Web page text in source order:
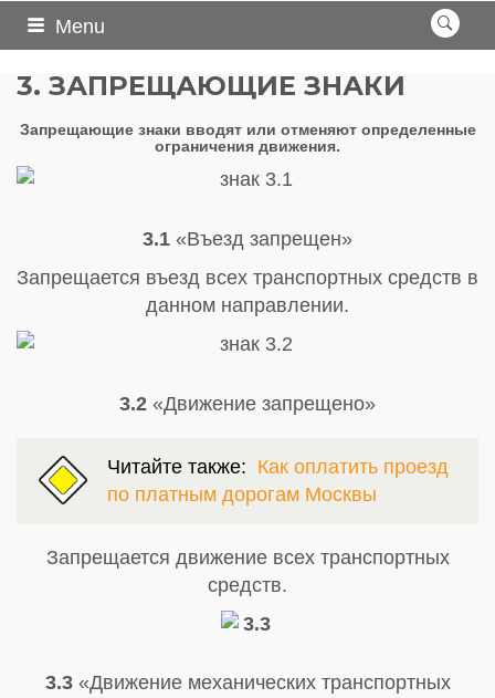
Menu
3. ЗАПРЕЩАЮЩИЕ ЗНАКИ
Запрещающие знаки вводят или отменяют определенные
ограничения движения.
3.1 «Въезд запрещен»
Запрещается въезд всех транспортных средств в
данном направлении.
3.2 «Движение запрещено»
Читайте также: Как оплатить проезд
по платным дорогам Москвы
Запрещается движение всех транспортных
средств.
3.3«Движение механических транспортных